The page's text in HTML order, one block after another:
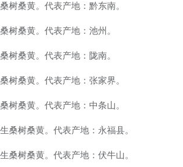
树桑黄。代表产地：黔东南。
树桑黄。代表产地：池州。
树桑黄。代表产地：陇南。
树桑黄。代表产地：张家界。
树桑黄。代表产地：中条山。
桑树桑黄。代表产地：永福县。
桑树桑黄。代表产地：伏牛山。